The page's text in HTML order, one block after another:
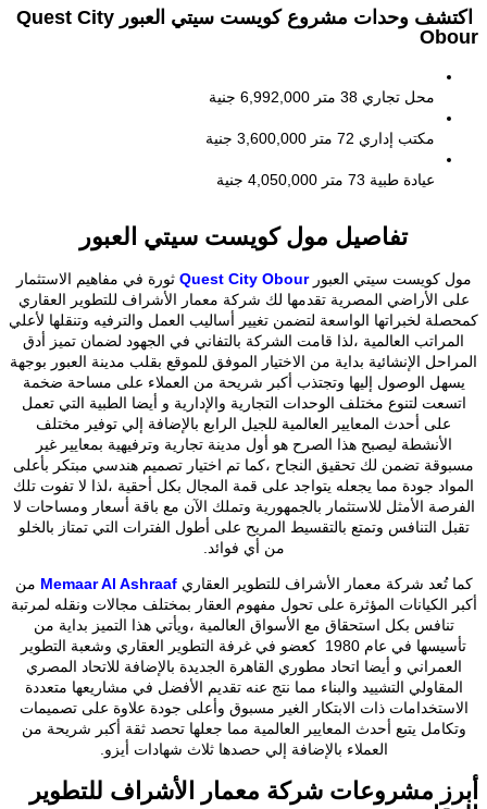
اكتشف وحدات مشروع كويست سيتي العبور Quest City
محل تجاري38 متر 6,992,000 جنية
مكتب إداري72 متر 3,600,000 جنية
عيادة طبية 73 متر 4,050,000 جنية
تفاصيل مول كويست سيتي العبور
كويست سيتي العبورQuest City Obourثورة في مفاهيم الاستثمار
الأراضي المصرية تقدمها لك شركة معمار الأشراف للتطوير العقاري
لخبراتها الواسعة لتضمن تغيير أساليب العمل والترفيه وتنقلها لأعلي
العالمية ،لذا قامت الشركة بالتفاني في الجهود لضمان تميز أدق
الإنشائية بداية من الاختيار الموفق للموقع بقلب مدينة العبور بوجهة
الوصول إليها وتجتذب أكبر شريحة من العملاء على مساحة ضخمة
لتنوع مختلف الوحدات التجارية والإدارية و أيضا الطبية التي تعمل
على أحدث المعايير العالمية للجيل الرابع بالإضافة إلي توفير مختلف
الأنشطة ليصبح هذا الصرح هو أول مدينة تجارية وترفيهية بمعايير غير
تضمن لك تحقيق النجاح ،كما تم اختيار تصميم هندسي مبتكر بأعلى
جودة مما يجعله يتواجد على قمة المجال بكل أحقية ،لذا لا تفوت تلك
الأمثل للاستثمار بالجمهورية وتملك الآن مع باقة أسعار ومساحات لا
التنافس وتمتع بالتقسيط المريح على أطول الفترات التي تمتاز بالخلو
من أي فوائد.
تُعد شركة معمار الأشراف للتطوير العقاريMemaar Al Ashraafمن
الكيانات المؤثرة على تحول مفهوم العقار بمختلف مجالات ونقله لمرتبة
بكل استحقاق مع الأسواق العالمية ،ويأتي هذا التميز بداية من
تأسيسها في عام 1980 كعضو في غرفة التطوير العقاري وشعبة التطوير
و أيضا اتحاد مطوري القاهرة الجديدة بالإضافة للاتحاد المصري
التشييد والبناء مما نتج عنه تقديم الأفضل في مشاريعها متعددة
ذات الابتكار الغير مسبوق وأعلى جودة علاوة على تصميمات
يتبع أحدث المعايير العالمية مما جعلها تحصد ثقة أكبر شريحة من
العملاء بالإضافة إلي حصدها ثلاث شهادات أيزو.
مشروعات شركة معمار الأشراف للتطوير